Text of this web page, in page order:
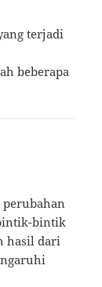
terjadi
beberapa
bintik
hasil dari